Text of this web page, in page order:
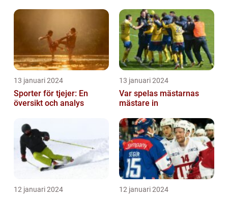
13 januari 2024
Sporter för tjejer: En
översikt och analys
13 januari 2024
Var spelas mästarnas
mästare in
12 januari 2024 12 januari 2024